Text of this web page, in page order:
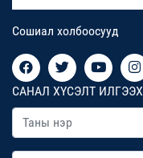
Сошиал холбоосууд
САНАЛ ХҮСЭЛТ ИЛГЭЭХ